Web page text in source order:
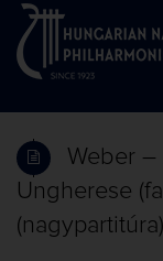
Weber –
Ungherese
(nagypartitúra)